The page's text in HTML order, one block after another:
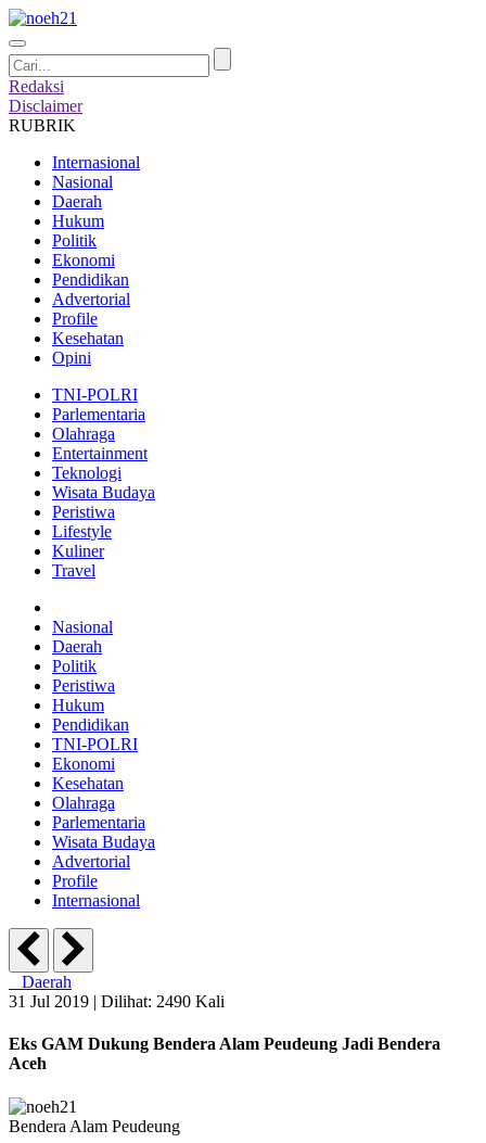
Redaksi
Disclaimer
RUBRIK
Internasional
Nasional
Daerah
Hukum
Politik
Ekonomi
Pendidikan
Advertorial
Profile
Kesehatan
Opini
TNI-POLRI
Parlementaria
Olahraga
Entertainment
Teknologi
Wisata Budaya
Peristiwa
Lifestyle
Kuliner
Travel
Nasional
Daerah
Politik
Peristiwa
Hukum
Pendidikan
TNI-POLRI
Ekonomi
Kesehatan
Olahraga
Parlementaria
Wisata Budaya
Advertorial
Profile
Internasional
Daerah
31 Jul 2019 | Dilihat: 2490 Kali
Eks GAM Dukung Bendera Alam Peudeung Jadi Bendera
Aceh
Bendera Alam Peudeung